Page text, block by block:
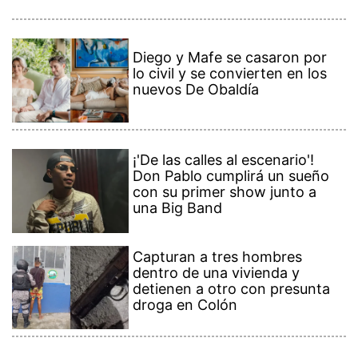
Diego y Mafe se casaron por
lo civil y se convierten en los
nuevos De Obaldía
¡'De las calles al escenario'!
Don Pablo cumplirá un sueño
con su primer show junto a
una Big Band
Capturan a tres hombres
dentro de una vivienda y
detienen a otro con presunta
droga en Colón